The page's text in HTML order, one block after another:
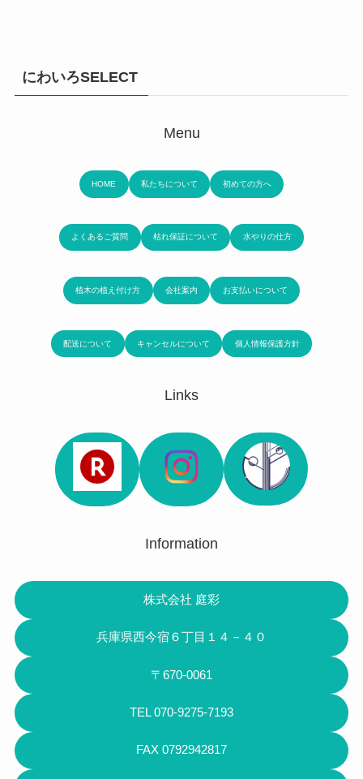
にわいろSELECT
Menu
HOME 私たちについて 初めての方へ
よくあるご質問 枯れ保証について 水やりの仕方
植木の植え付け方 会社案内 お支払いについて
配送について キャンセルについて 個人情報保護方針
Links
Information
株式会社 庭彩
兵庫県西今宿６丁目１４－４０
〒670-0061
TEL 070-9275-7193
FAX 0792942817